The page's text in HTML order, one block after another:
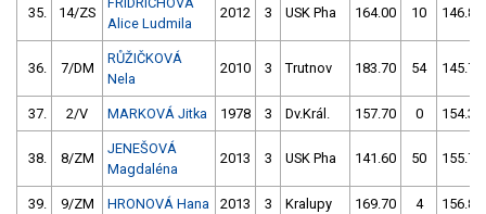
35. 14/ZS
Alice Ludmila
2012 3 USK Pha 164.00 10 146.80
36. 7/DM
RŮŽIČKOVÁ
Nela
2010 3 Trutnov 183.70 54 145.70
37. 2/V MARKOVÁ Jitka 1978 3 Dv.Král. 157.70 0 154.30
38. 8/ZM
JENEŠOVÁ
Magdaléna
2013 3 USK Pha 141.60 50 155.70
39. 9/ZM HRONOVÁ Hana 2013 3 Kralupy 169.70 4 156.80